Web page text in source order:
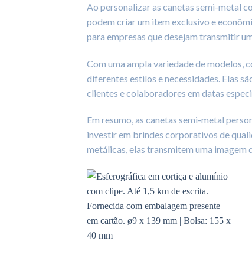
Ao personalizar as canetas semi-metal
podem criar um item exclusivo e
para empresas que desejam transmitir
Com uma ampla variedade de modelos,
diferentes estilos e necessidades. Elas
clientes e colaboradores em datas
Em resumo, as canetas semi-metal
investir em brindes corporativos de
metálicas, elas transmitem uma imagem